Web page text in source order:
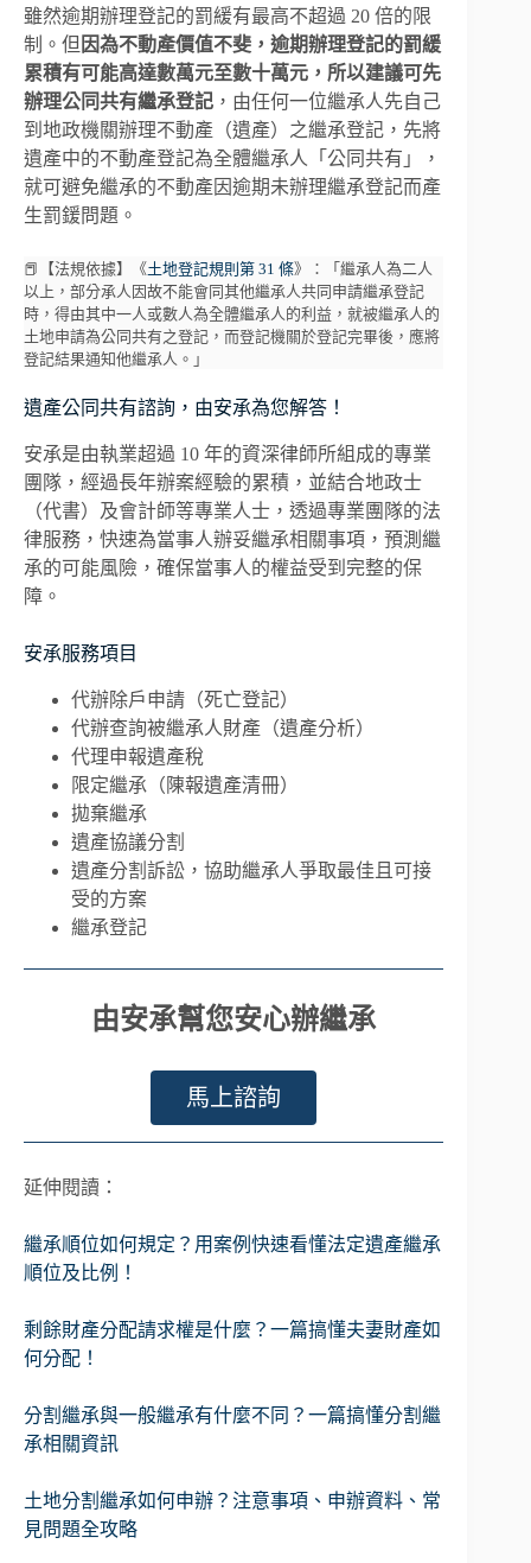
雖然逾期辦理登記的罰緩有最高不超過 20 倍的限
制。但 因為不動產價值不斐，逾期辦理登記的罰緩
累積有可能高達數萬元至數十萬元，所以建議可先
辦理公同共有繼承登記 ，由任何一位繼承人先自己
到地政機關辦理不動產（遺產）之繼承登記，先將
遺產中的不動產登記為全體繼承人「公同共有」，
就可避免繼承的不動產因逾期未辦理繼承登記而產
生罰鍰問題。
📕【法規依據】《土地登記規則第 31 條》：「繼承人為二人
以上，部分承人因故不能會同其他繼承人共同申請繼承登記
時，得由其中一人或數人為全體繼承人的利益，就被繼承人的
土地申請為公同共有之登記，而登記機關於登記完畢後，應將
登記結果通知他繼承人。」
遺產公同共有諮詢，由安承為您解答！
安承是由執業超過 10 年的資深律師所組成的專業
團隊，經過長年辦案經驗的累積，並結合地政士
（代書）及會計師等專業人士，透過專業團隊的法
律服務，快速為當事人辦妥繼承相關事項，預測繼
承的可能風險，確保當事人的權益受到完整的保
障。
安承服務項目
代辦除戶申請（死亡登記）
代辦查詢被繼承人財產（遺產分析）
代理申報遺產稅
限定繼承（陳報遺產清冊）
拋棄繼承
遺產協議分割
遺產分割訴訟，協助繼承人爭取最佳且可接
受的方案
繼承登記
由安承幫您安心辦繼承
馬上諮詢
延伸閱讀：
繼承順位如何規定？用案例快速看懂法定遺產繼承
順位及比例！
剩餘財產分配請求權是什麼？一篇搞懂夫妻財產如
何分配！
分割繼承與一般繼承有什麼不同？一篇搞懂分割繼
承相關資訊
土地分割繼承如何申辦？注意事項、申辦資料、常
見問題全攻略